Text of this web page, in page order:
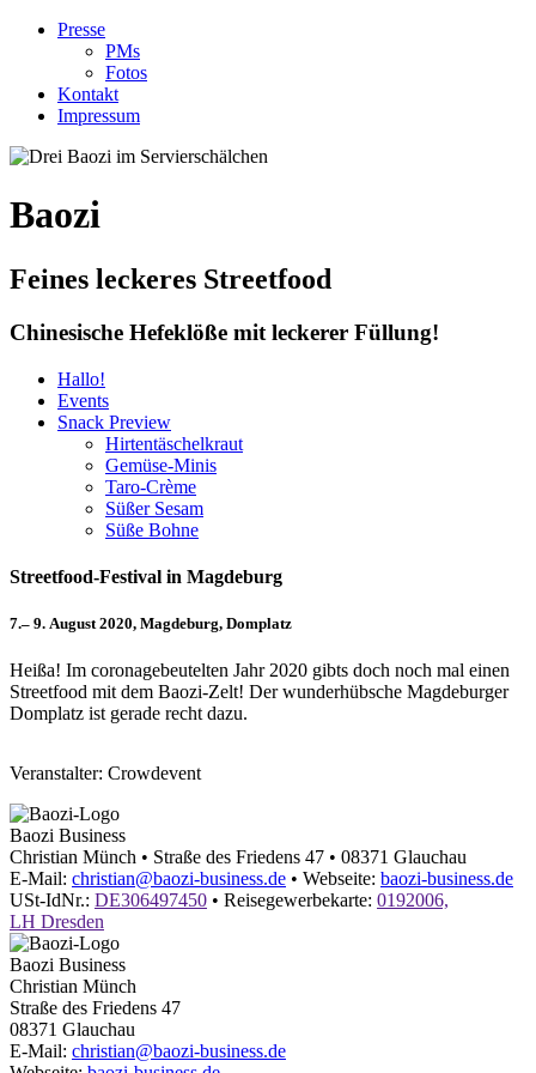
Presse
PMs
Fotos
Kontakt
Impressum
Baozi
Feines leckeres Streetfood
Chinesische Hefeklöße mit leckerer Füllung!
Hallo!
Events
Snack Preview
Hirtentäschelkraut
Gemüse-Minis
Taro-Crème
Süßer Sesam
Süße Bohne
Streetfood-Festival in Magdeburg
7.– 9. August 2020, Magdeburg, Domplatz
Heißa! Im coronagebeutelten Jahr 2020 gibts doch noch mal einen
Streetfood mit dem Baozi-Zelt! Der wunderhübsche Magdeburger
Domplatz ist gerade recht dazu.
+
-
Veranstalter: Crowdevent
Baozi Business
Christian Münch • Straße des Friedens 47 • 08371 Glauchau
E-Mail: christian@baozi-business.de • Webseite: baozi-business.de
USt-IdNr.: DE306497450 • Reisegewerbekarte: 0192006,
LH Dresden
Baozi Business
Christian Münch
Straße des Friedens 47
08371 Glauchau
E-Mail: christian@baozi-business.de